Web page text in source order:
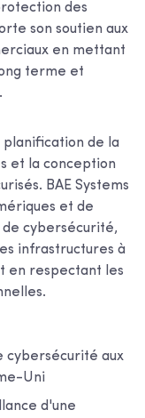
des
son soutien aux
en mettant
terme et
planification de la
et la conception
BAE Systems
et de
de cybersécurité,
infrastructures à
en respectant les
cybersécurité aux
Uni
d'une